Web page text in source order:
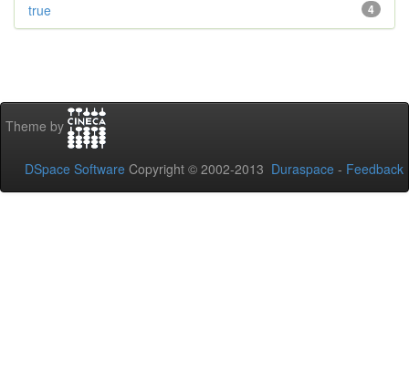
4
true
Theme by
DSpace Software Copyright © 2002-2013 Duraspace - Feedback